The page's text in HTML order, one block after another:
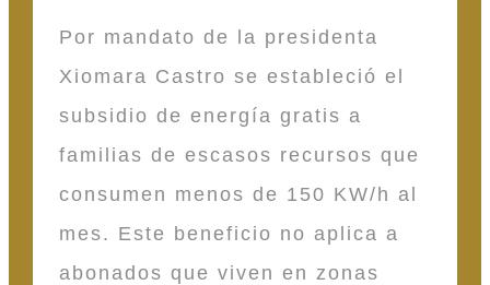
Por mandato de la presidenta
Xiomara Castro se estableció el
subsidio de energía gratis a
familias de escasos recursos que
consumen menos de 150 KW/h al
mes. Este beneficio no aplica a
abonados que viven en zonas